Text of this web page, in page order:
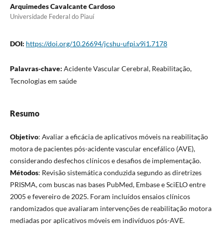
Arquimedes Cavalcante Cardoso
Universidade Federal do Piauí
DOI: https://doi.org/10.26694/jcshu-ufpi.v9i1.7178
Palavras-chave: Acidente Vascular Cerebral, Reabilitação,
Tecnologias em saúde
Resumo
Objetivo: Avaliar a eficácia de aplicativos móveis na reabilitação
motora de pacientes pós-acidente vascular encefálico (AVE),
considerando desfechos clínicos e desafios de implementação.
Métodos: Revisão sistemática conduzida segundo as diretrizes
PRISMA, com buscas nas bases PubMed, Embase e SciELO entre
2005 e fevereiro de 2025. Foram incluídos ensaios clínicos
randomizados que avaliaram intervenções de reabilitação motora
mediadas por aplicativos móveis em indivíduos pós-AVE.